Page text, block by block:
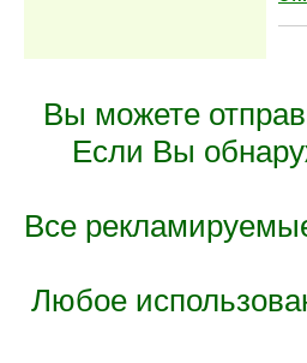
Вы можете
Если Вы
Все
Любое